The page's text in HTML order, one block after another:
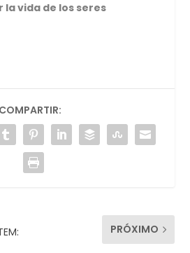
la vida de los seres
COMPARTIR:
PRÓXIMO